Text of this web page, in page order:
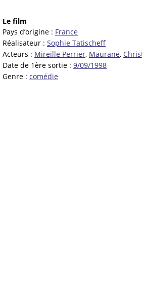
Le film
Pays d’origine : France
Réalisateur : Sophie Tatischeff
Acteurs : Mireille Perrier, Maurane,
Date de 1ère sortie : 9/09/1998
Genre : comédie